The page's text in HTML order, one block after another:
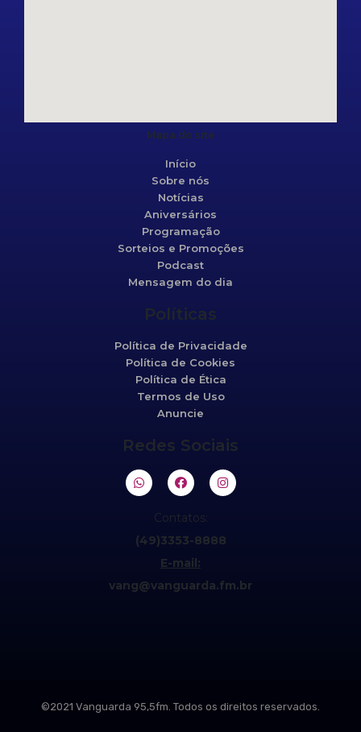
Mapa do site
Início
Sobre nós
Notícias
Aniversários
Programação
Sorteios e Promoções
Podcast
Mensagem do dia
Políticas
Política de Privacidade
Política de Cookies
Política de Ética
Termos de Uso
Anuncie
Redes Sociais
Contatos:
(49)3353-8888
E-mail:
vang@vanguarda.fm.br
©2021 Vanguarda 95,5fm. Todos os direitos reservados.